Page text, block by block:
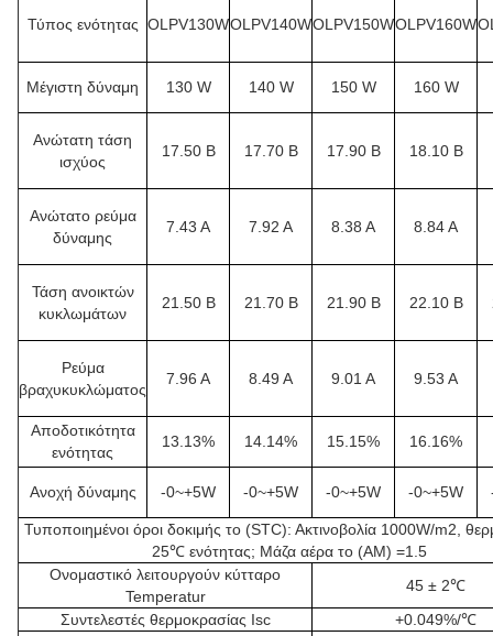
Τύπος ενότητας OLPV130WOLPV140WOLPV150WOLPV160W
Μέγιστη δύναμη 130 W 140 W 150 W 160 W
Ανώτατη τάση
ισχύος
17.50 Β 17.70 Β 17.90 Β 18.10 Β
Ανώτατο ρεύμα
δύναμης
7.43 Α 7.92 Α 8.38 Α 8.84 Α
Τάση ανοικτών
κυκλωμάτων
21.50 Β 21.70 Β 21.90 Β 22.10 Β
Ρεύμα
βραχυκυκλώματος
7.96 Α 8.49 Α 9.01 Α 9.53 Α
Αποδοτικότητα
ενότητας
13.13% 14.14% 15.15% 16.16%
Ανοχή δύναμης -0~+5W -0~+5W -0~+5W -0~+5W
Τυποποιημένοι όροι δοκιμής το (STC): Ακτινοβολία 1000W/m2,
25℃ ενότητας; Μάζα αέρα το (AM) =1.5
Ονομαστικό λειτουργούν κύτταρο
Temperatur
45 ± 2℃
Συντελεστές θερμοκρασίας Isc
+0.049%/℃